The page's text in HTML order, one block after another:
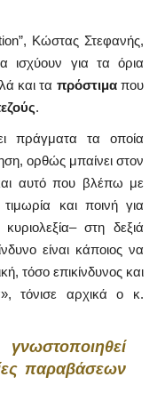
Κώστας Στεφανής,
ισχύουν για τα όρια
και τα πρόστιμαπου
.
πράγματα τα οποία
ορθώς μπαίνει στον
αυτό που βλέπω με
και ποινή για
στη δεξιά
είναι κάποιος να
τόσο επικίνδυνος και
τόνισε αρχικά ο κ.
παραβάσεων